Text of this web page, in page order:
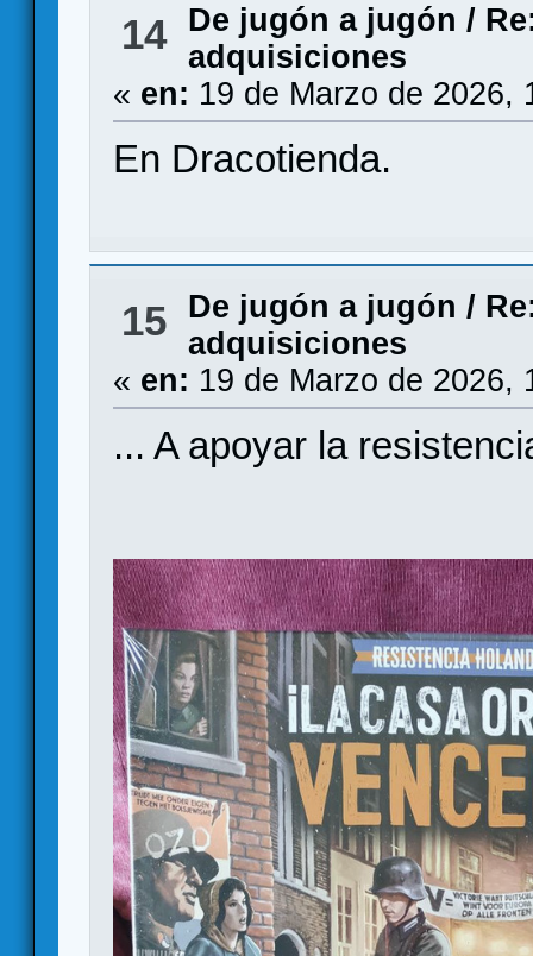
14 De jugón a jugón /
adquisiciones
« en: 19 de Marzo de 2026,
En Dracotienda.
15 De jugón a jugón /
adquisiciones
« en: 19 de Marzo de 2026,
... A apoyar la